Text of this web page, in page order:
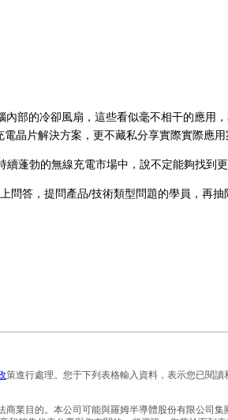
部的冷卻風扇，這些看似毫不相干的應用
晶片解決方案，更不藏私分享實際實際應用
蓬勃的無線充電市場中，說不定能夠找到更
問答，提問產品/技術類型問題的學員，再
策進行處理。您于下列表格輸入資料，表示您已閱讀
業目的。本公司可能與羅姆半導體股份有限公司集